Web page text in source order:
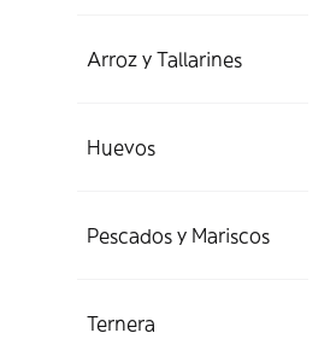
Arroz y Tallarines
Huevos
Pescados y Mariscos
Ternera